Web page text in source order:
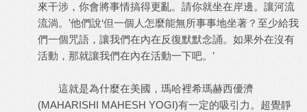
來干涉，你會將事情搞得更亂。請你就坐在岸邊。讓河流
流淌。’他們說‘但一個人怎麼能無所事事地坐著？至少給我
們一個咒語，讓我們在內在反復默默念誦。如果外在沒有
活動，那就讓我們在內在活動一下吧。’
這就是為什麼在美國，瑪哈裡希瑪赫西優濟
(MAHARISHI MAHESH YOGI)有一定的吸引力。超覺靜